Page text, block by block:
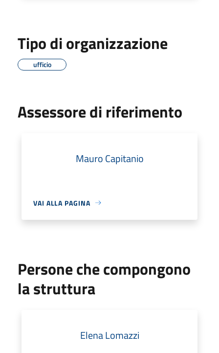
Tipo di organizzazione
ufficio
Assessore di riferimento
Mauro Capitanio
VAI ALLA PAGINA
Persone che compongono
la struttura
Elena Lomazzi